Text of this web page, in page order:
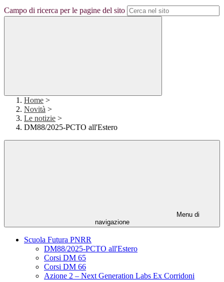
Campo di ricerca per le pagine del sito
Home >
Novità >
Le notizie >
DM88/2025-PCTO all'Estero
Menu di
navigazione
Scuola Futura PNRR
DM88/2025-PCTO all'Estero
Corsi DM 65
Corsi DM 66
Azione 2 – Next Generation Labs Ex Corridoni